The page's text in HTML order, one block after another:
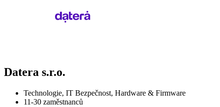
Datera s.r.o.
Technologie, IT Bezpečnost, Hardware & Firmware
11-30 zaměstnanců